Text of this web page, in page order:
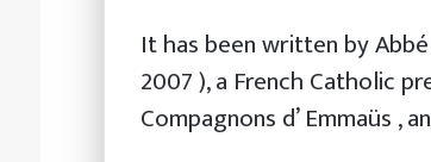
It has been written by Abbé
2007 ), a French Catholic
Compagnons d’ Emmaüs